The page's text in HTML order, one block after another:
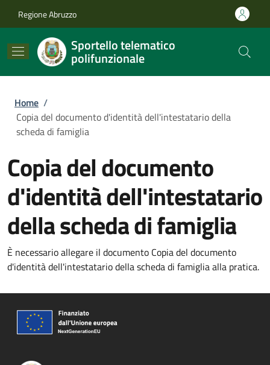
Regione Abruzzo
Sportello telematico
polifunzionale
Briciole di pane
Home /
Copia del documento d'identità dell'intestatario della
scheda di famiglia
Copia del documento
d'identità dell'intestatario
della scheda di famiglia
È necessario allegare il documento Copia del documento
d'identità dell'intestatario della scheda di famiglia alla pratica.